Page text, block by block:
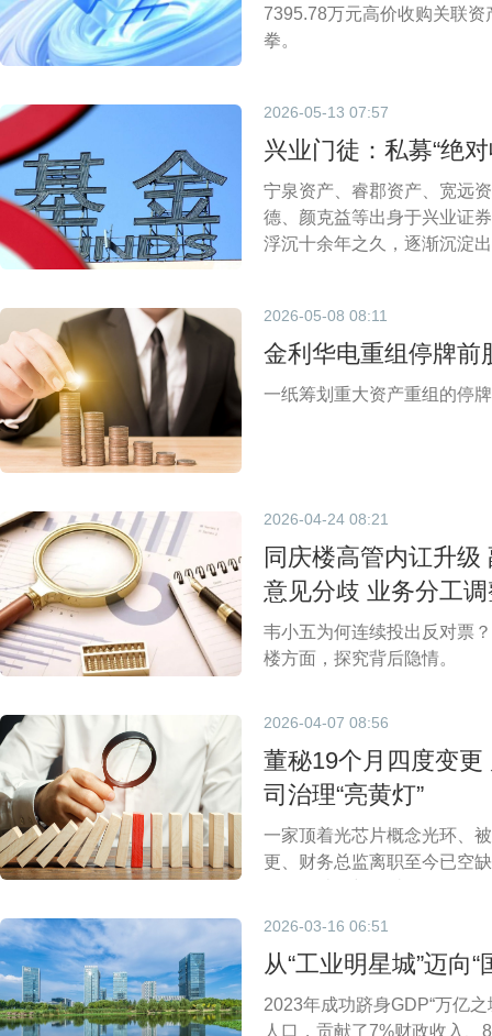
7395.78万元高价收购关联
拳。
2026-05-13 07:57
兴业门徒：私募“绝
宁泉资产、睿郡资产、宽远
德、颜克益等出身于兴业证
浮沉十余年之久，逐渐沉淀
2026-05-08 08:11
金利华电重组停牌前
一纸筹划重大资产重组的停
2026-04-24 08:21
同庆楼高管内讧升
意见分歧 业务分工
韦小五为何连续投出反对票
楼方面，探究背后隐情。
2026-04-07 08:56
董秘19个月四度变
司治理“亮黄灯”
一家顶着光芯片概念光环、
更、财务总监离职至今已空
2026-03-16 06:51
从“工业明星城”迈
2023年成功跻身GDP“万亿
人口，贡献了7%财政收入